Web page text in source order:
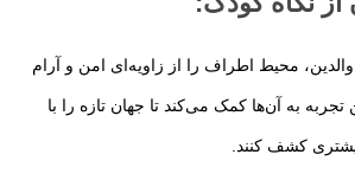
محیط اطراف را از زاویه‌ای امن و آرام
تجربه به آن‌ها کمک می‌کند تا جهان تازه را با
کشف کنند.